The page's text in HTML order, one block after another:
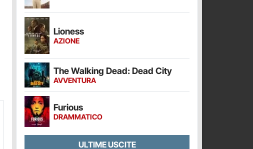
Lioness
AZIONE
The Walking Dead: Dead City
AVVENTURA
Furious
DRAMMATICO
ULTIME USCITE